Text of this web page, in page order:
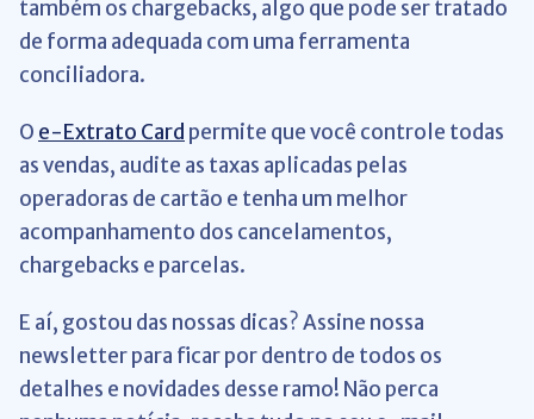
também os chargebacks, algo que pode ser tratado
de forma adequada com uma ferramenta
conciliadora.
O e-Extrato Card permite que você controle todas
as vendas, audite as taxas aplicadas pelas
operadoras de cartão e tenha um melhor
acompanhamento dos cancelamentos,
chargebacks e parcelas.
E aí, gostou das nossas dicas? Assine nossa
newsletter para ficar por dentro de todos os
detalhes e novidades desse ramo! Não perca